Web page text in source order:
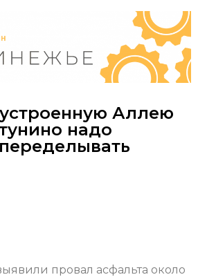
Аллею
надо
провал асфальта около